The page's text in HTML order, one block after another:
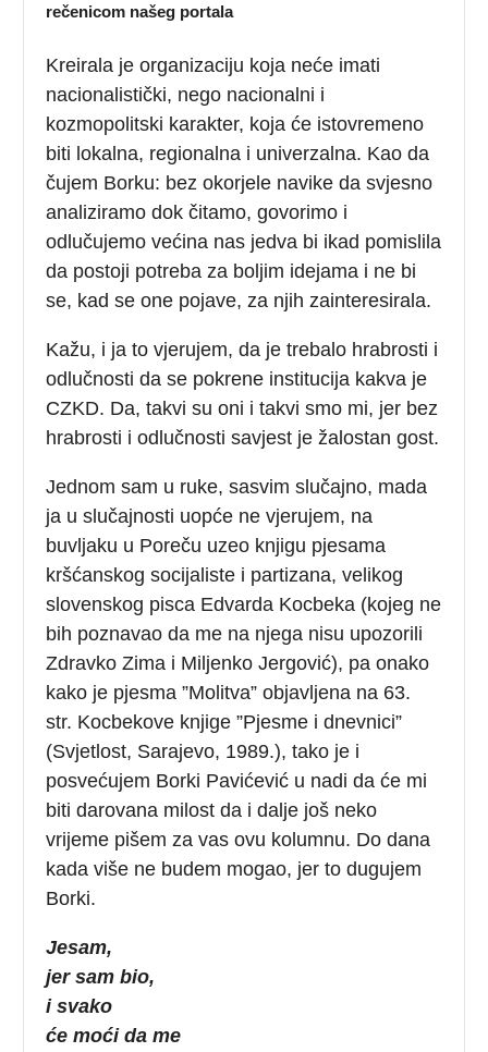
rečenicom našeg portala
Kreirala je organizaciju koja neće imati
nacionalistički, nego nacionalni i
kozmopolitski karakter, koja će istovremeno
biti lokalna, regionalna i univerzalna. Kao da
čujem Borku: bez okorjele navike da svjesno
analiziramo dok čitamo, govorimo i
odlučujemo većina nas jedva bi ikad pomislila
da postoji potreba za boljim idejama i ne bi
se, kad se one pojave, za njih zainteresirala.
Kažu, i ja to vjerujem, da je trebalo hrabrosti i
odlučnosti da se pokrene institucija kakva je
CZKD. Da, takvi su oni i takvi smo mi, jer bez
hrabrosti i odlučnosti savjest je žalostan gost.
Jednom sam u ruke, sasvim slučajno, mada
ja u slučajnosti uopće ne vjerujem, na
buvljaku u Poreču uzeo knjigu pjesama
kršćanskog socijaliste i partizana, velikog
slovenskog pisca Edvarda Kocbeka (kojeg ne
bih poznavao da me na njega nisu upozorili
Zdravko Zima i Miljenko Jergović), pa onako
kako je pjesma ”Molitva” objavljena na 63.
str. Kocbekove knjige ”Pjesme i dnevnici”
(Svjetlost, Sarajevo, 1989.), tako je i
posvećujem Borki Pavićević u nadi da će mi
biti darovana milost da i dalje još neko
vrijeme pišem za vas ovu kolumnu. Do dana
kada više ne budem mogao, jer to dugujem
Borki.
Jesam,
jer sam bio,
i svako
će moći da me